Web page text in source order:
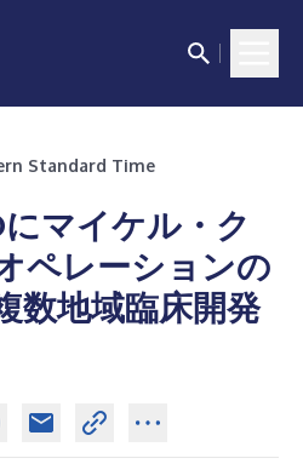
Standard Time
マイケル・ク
ペレーションの
数地域臨床開発